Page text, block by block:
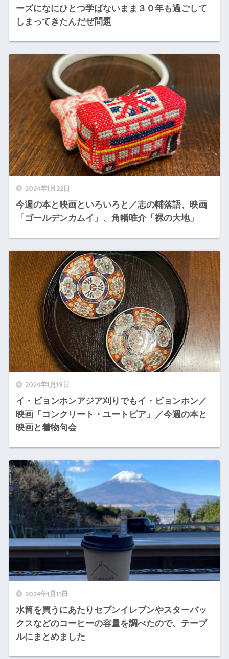
ーズになにひとつ学ばないまま３０年も過ごして
しまってきたんだぜ問題
2024年1月22日
今週の本と映画といろいろと／志の輔落語、映画
「ゴールデンカムイ」、角幡唯介「裸の大地」
2024年1月19日
イ・ビョンホンアジア刈りでもイ・ビョンホン／
映画「コンクリート・ユートピア」／今週の本と
映画と着物句会
2024年1月11日
水筒を買うにあたりセブンイレブンやスターバッ
クスなどのコーヒーの容量を調べたので、テーブ
ルにまとめました